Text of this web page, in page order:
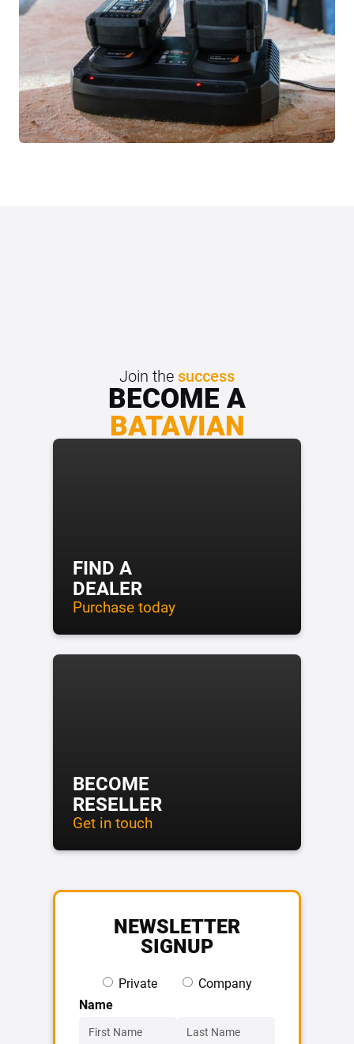
Join thesuccess
BECOME A
BATAVIAN
FIND A
DEALER
Purchase today
BECOME
RESELLER
Get in touch
NEWSLETTER
SIGNUP
Private
Company
Name